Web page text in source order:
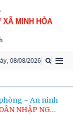
08/08/2026
- An ninh
NHẬP NGŨ